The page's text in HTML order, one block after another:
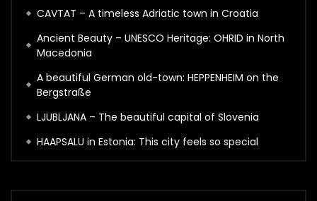
CAVTAT – A timeless Adriatic town in Croatia
Ancient Beauty – UNESCO Heritage: OHRID in North
Macedonia
A beautiful German old-town: HEPPENHEIM on the
Bergstraße
LJUBLJANA – The beautiful capital of Slovenia
HAAPSALU in Estonia: This city feels so special